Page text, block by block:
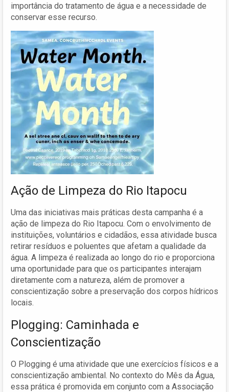
importância do tratamento de água e a necessidade de
conservar esse recurso.
Ação de Limpeza do Rio Itapocu
Uma das iniciativas mais práticas desta campanha é a
ação de limpeza do Rio Itapocu. Com o envolvimento de
instituições, voluntários e cidadãos, essa atividade busca
retirar resíduos e poluentes que afetam a qualidade da
água. A limpeza é realizada ao longo do rio e proporciona
uma oportunidade para que os participantes interajam
diretamente com a natureza, além de promover a
conscientização sobre a preservação dos corpos hídricos
locais.
Plogging: Caminhada e
Conscientização
O Plogging é uma atividade que une exercícios físicos e a
conscientização ambiental. No contexto do Mês da Água,
essa prática é promovida em conjunto com a Associação